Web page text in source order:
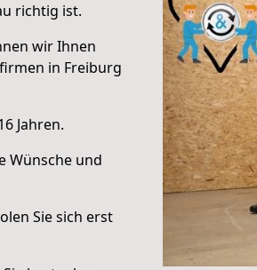
richtig ist.
wir Ihnen
in Freiburg
Jahren.
Wünsche und
Sie sich erst